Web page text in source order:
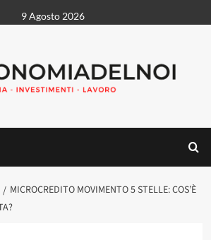
9 Agosto 2026
MICROCREDITO MOVIMENTO 5 STELLE: COS’È